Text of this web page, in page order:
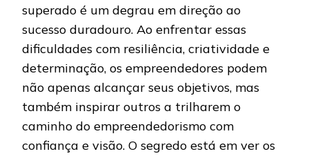
superado é um degrau em direção ao
sucesso duradouro. Ao enfrentar essas
dificuldades com resiliência, criatividade e
determinação, os empreendedores podem
não apenas alcançar seus objetivos, mas
também inspirar outros a trilharem o
caminho do empreendedorismo com
confiança e visão. O segredo está em ver os